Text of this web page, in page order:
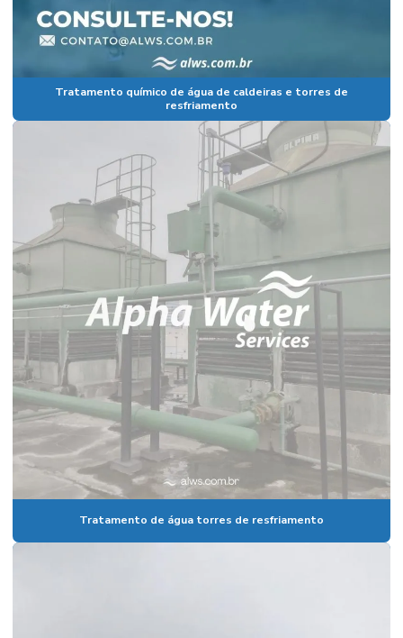
Tratamento químico de água de caldeiras e torres de
resfriamento
Tratamento de água torres de resfriamento